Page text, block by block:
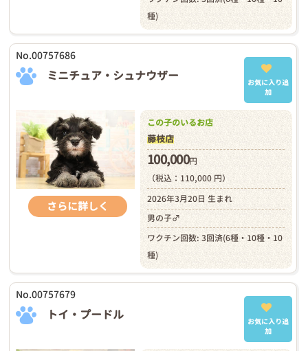
種)
No.00757686
ミニチュア・シュナウザー
お気に入り追
加
さらに詳しく
この子のいるお店
藤枝店
100,000円
（税込：110,000 円）
2026年3月20日 生まれ
男の子♂
ワクチン回数: 3回済(6種・10種・10
種)
No.00757679
トイ・プードル
お気に入り追
加